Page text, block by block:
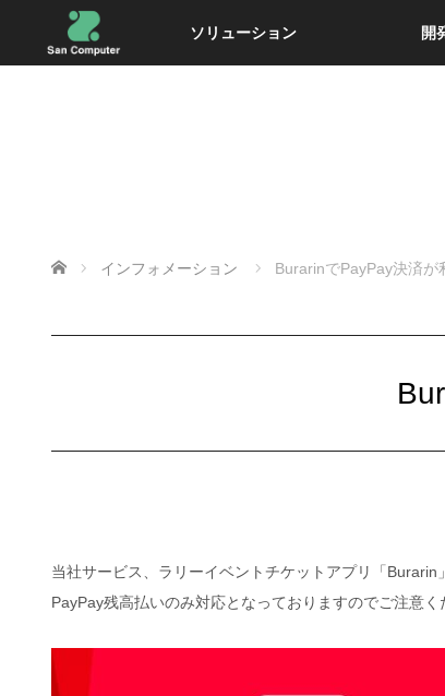
ソリューション 開
ホーム インフォメーション BurarinでPayPay決済が
当社サービス、ラリーイベントチケットアプリ「Burarin
PayPay残高払いのみ対応となっておりますのでご注意く